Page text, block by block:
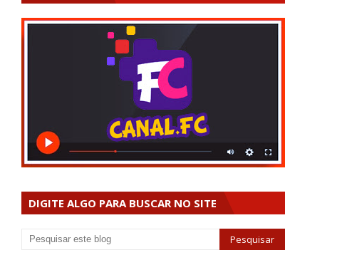
DIGITE ALGO PARA BUSCAR NO SITE